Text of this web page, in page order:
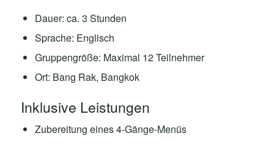
Dauer: ca. 3 Stunden
Sprache: Englisch
Gruppengröße: Maximal 12 Teilnehmer
Ort: Bang Rak, Bangkok
Inklusive Leistungen
Zubereitung eines 4-Gänge-Menüs